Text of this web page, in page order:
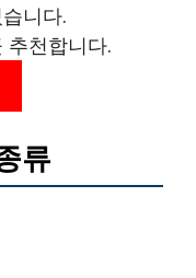
니다.
추천합니다.
류